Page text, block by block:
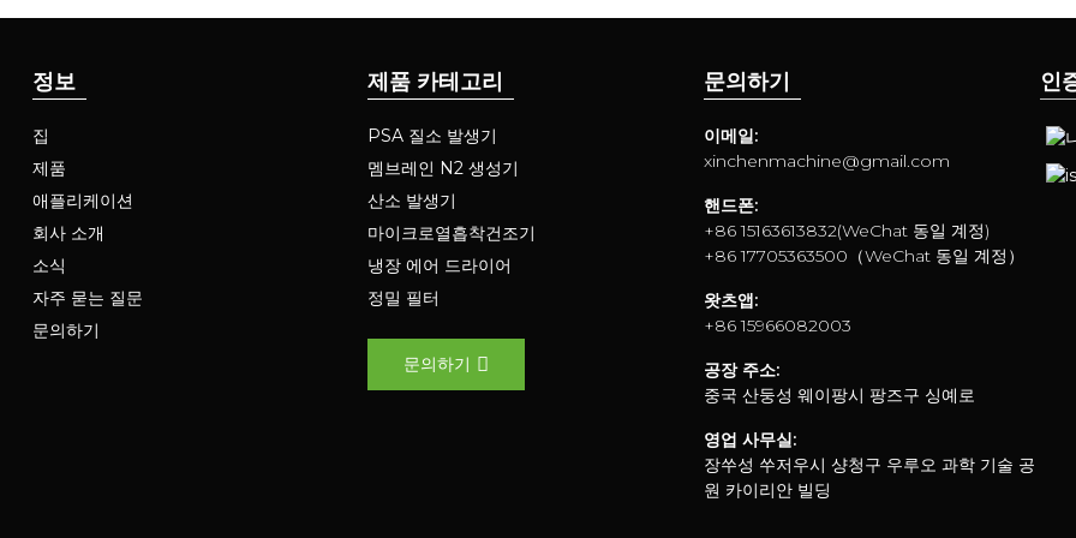
정보
집
제품
애플리케이션
회사 소개
소식
자주 묻는 질문
문의하기
제품 카테고리
PSA 질소 발생기
멤브레인 N2 생성기
산소 발생기
마이크로열흡착건조기
냉장 에어 드라이어
정밀 필터
문의하기
문의하기
이메일:
xinchenmachine@gmail.com
핸드폰:
+86 15163613832(WeChat 동일 계정)
+86 17705363500（WeChat 동일 계정）
왓츠앱:
+86 15966082003
공장 주소:
중국 산둥성 웨이팡시 팡즈구 싱예로
영업 사무실:
장쑤성 쑤저우시 샹청구 우루오 과학 기술 공
원 카이리안 빌딩
인